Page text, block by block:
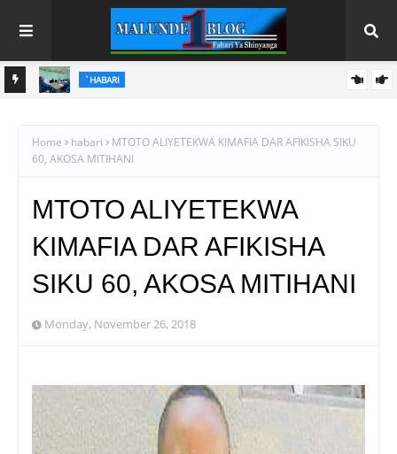
`HABARI
Home habari
MTOTO ALIYETEKWA KIMAFIA DAR AFIKISHA SIKU
60, AKOSA MITIHANI
MTOTO ALIYETEKWA
KIMAFIA DAR AFIKISHA
SIKU 60, AKOSA MITIHANI
Monday, November 26, 2018